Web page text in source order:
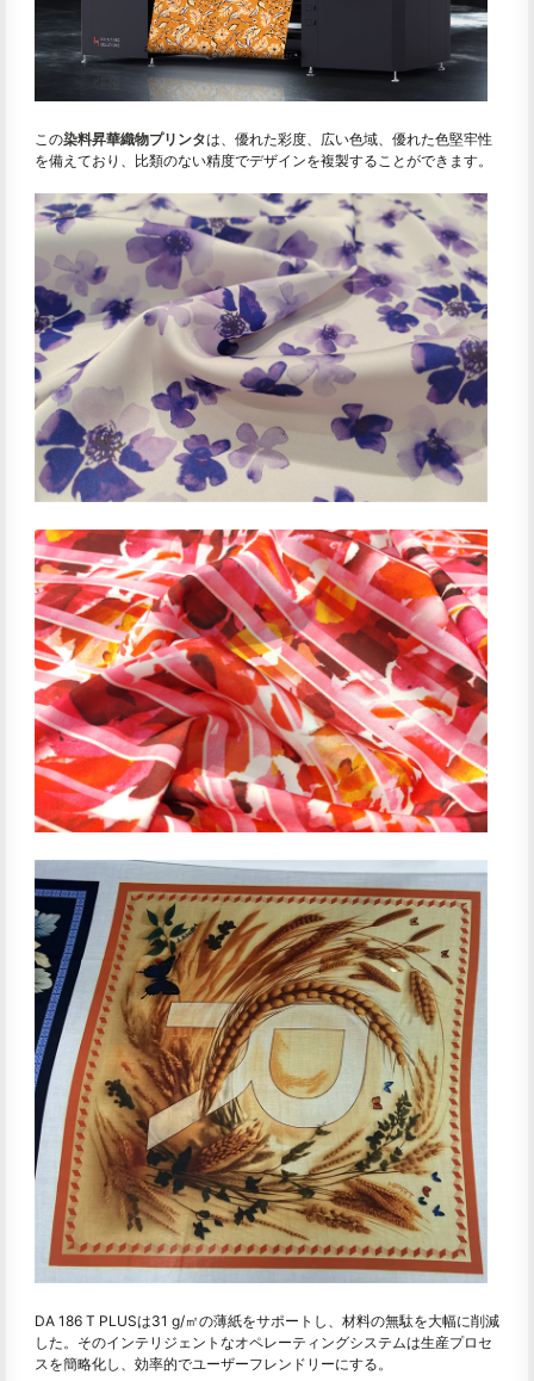
この染料昇華織物プリンタは、優れた彩度、広い色域、優れた色堅牢性
を備えており、比類のない精度でデザインを複製することができます。
DA 186 T PLUSは31 g/㎡の薄紙をサポートし、材料の無駄を大幅に削減
した。そのインテリジェントなオペレーティングシステムは生産プロセ
スを簡略化し、効率的でユーザーフレンドリーにする。